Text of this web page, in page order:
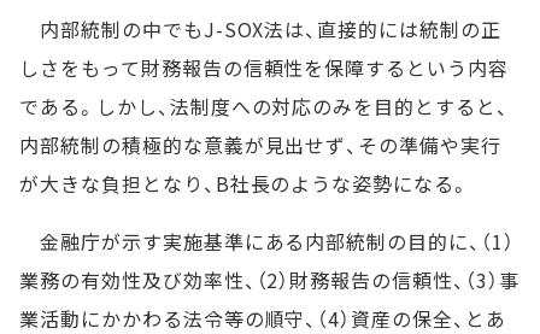
内部統制の中でもJ-SOX法は、直接的には統制の正
しさをもって財務報告の信頼性を保障するという内容
である。しかし、法制度への対応のみを目的とすると、
内部統制の積極的な意義が見出せず、その準備や実行
が大きな負担となり、B社長のような姿勢になる。
金融庁が示す実施基準にある内部統制の目的に、（1）
業務の有効性及び効率性、（2）財務報告の信頼性、（3）事
業活動にかかわる法令等の順守、（4）資産の保全、とあ